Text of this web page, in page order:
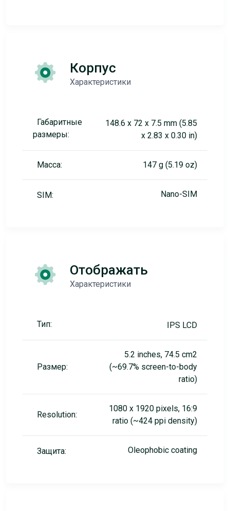
Корпус
Характеристики
Габаритные
размеры:
148.6 x 72 x 7.5 mm (5.85
x 2.83 x 0.30 in)
Масса: 147 g (5.19 oz)
SIM: Nano-SIM
Отображать
Характеристики
Тип: IPS LCD
Размер:
5.2 inches, 74.5 cm2
(~69.7% screen-to-body
ratio)
Resolution:
1080 x 1920 pixels, 16:9
ratio (~424 ppi density)
Защита: Oleophobic coating